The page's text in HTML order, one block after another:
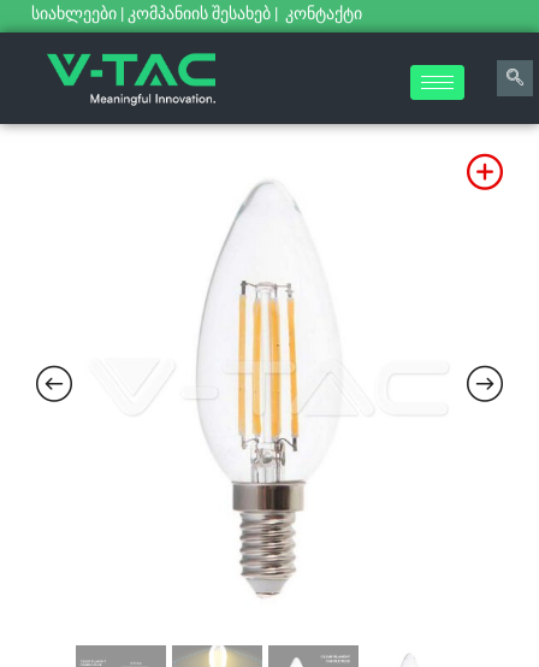
სიახლეები | კომპანიის შესახებ | კონტაქტი